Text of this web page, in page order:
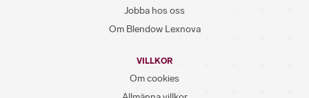
Jobba hos oss
Om Blendow Lexnova
VILLKOR
Om cookies